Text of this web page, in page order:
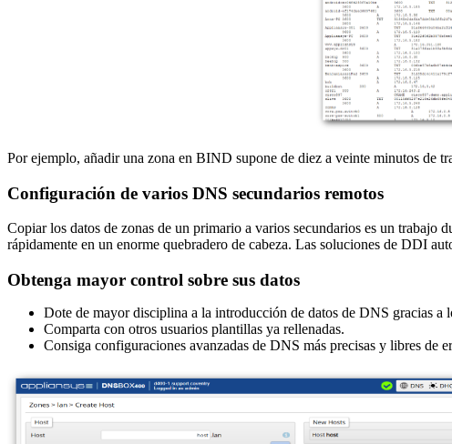
Por ejemplo, añadir una zona en BIND supone de diez a veinte minutos de
Configuración de varios DNS secundarios remotos
Copiar los datos de zonas de un primario a varios secundarios es un trabajo
rápidamente en un enorme quebradero de cabeza. Las soluciones de DDI
Obtenga mayor control sobre sus datos
Dote de mayor disciplina a la introducción de datos de DNS gracias a
Comparta con otros usuarios plantillas ya rellenadas.
Consiga configuraciones avanzadas de DNS más precisas y libres de